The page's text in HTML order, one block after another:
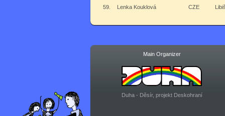
59. Lenka Kouklová CZE
Main Organizer
Duha - Děsír, projekt Deskohraní